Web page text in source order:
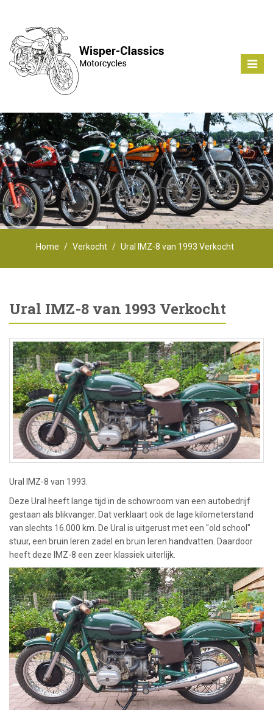
Toggle
Home Verkocht Ural IMZ-8 van 1993 Verkocht
Ural IMZ-8 van 1993 Verkocht
Ural IMZ-8 van 1993.
Deze Ural heeft lange tijd in de schowroom van een autobedrijf
gestaan als blikvanger. Dat verklaart ook de lage kilometerstand
van slechts 16.000 km. De Ural is uitgerust met een "old school"
stuur, een bruin leren zadel en bruin leren handvatten. Daardoor
heeft deze IMZ-8 een zeer klassiek uiterlijk.